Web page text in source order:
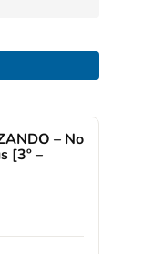
– No
[3º –